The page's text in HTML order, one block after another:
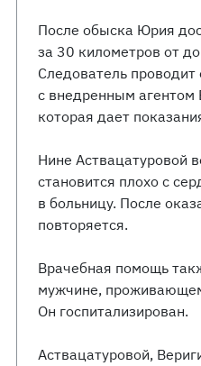
После обыска Юрия
за 30 километров от
Следователь проводит
с внедренным агентом
которая дает
Нине Аствацатуровой
становится плохо с
в больницу. После
повторяется.
Врачебная помощь
мужчине,
Он госпитализирован.
Аствацатуровой,